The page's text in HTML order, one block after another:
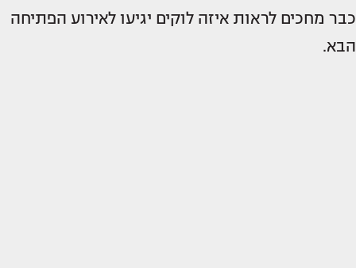
כבר מחכים לראות איזה לוקים יגיעו לאירוע הפתיחה
הבא.